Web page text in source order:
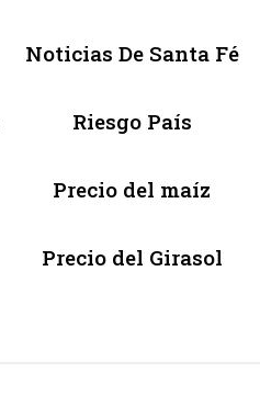
Noticias De Santa Fé
Riesgo País
Precio del maíz
Precio del Girasol